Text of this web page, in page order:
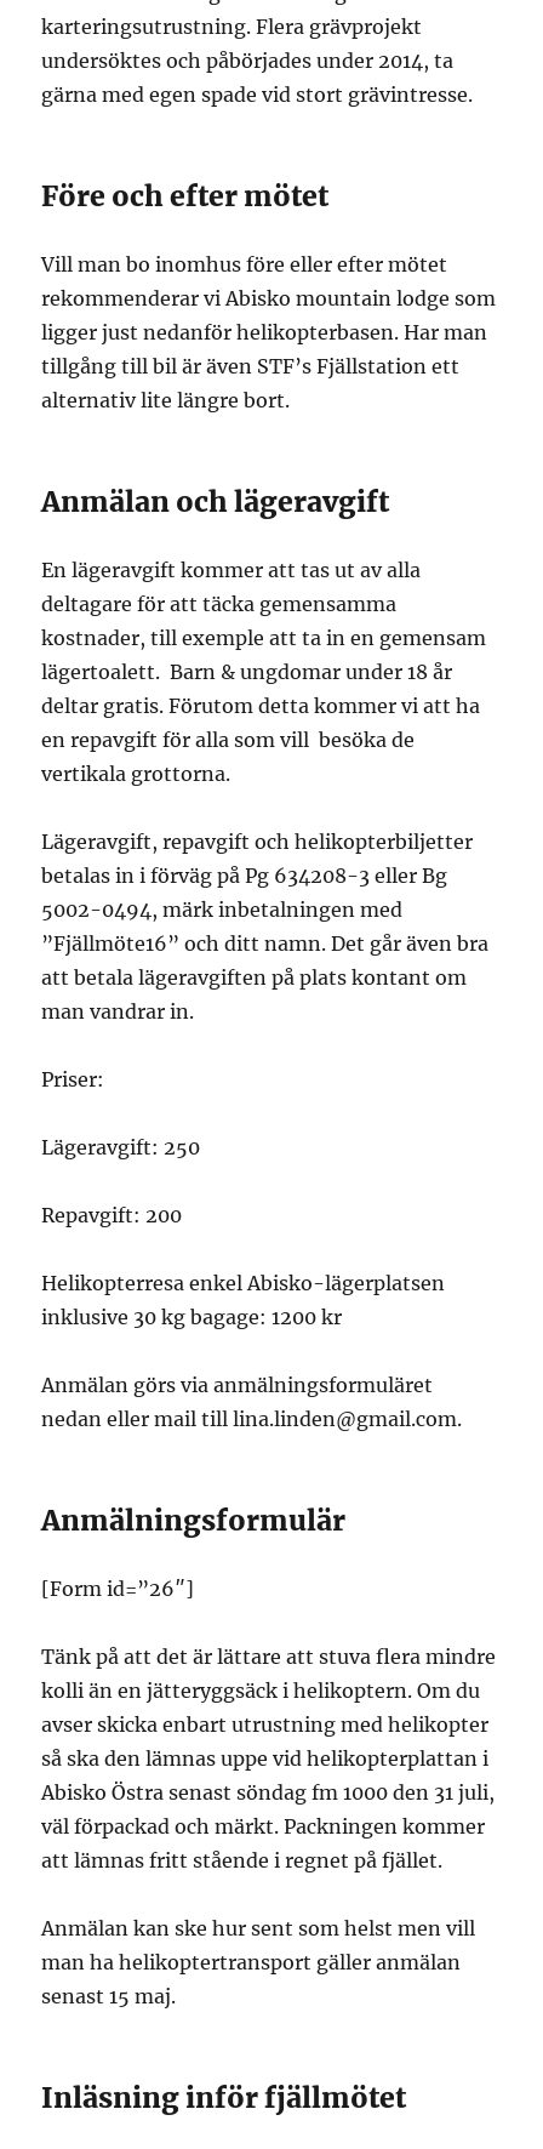
karteringsutrustning. Flera grävprojekt
undersöktes och påbörjades under 2014, ta
gärna med egen spade vid stort grävintresse.
Före och efter mötet
Vill man bo inomhus före eller efter mötet
rekommenderar vi Abisko mountain lodge som
ligger just nedanför helikopterbasen. Har man
tillgång till bil är även STF’s Fjällstation ett
alternativ lite längre bort.
Anmälan och lägeravgift
En lägeravgift kommer att tas ut av alla
deltagare för att täcka gemensamma
kostnader, till exemple att ta in en gemensam
lägertoalett. Barn & ungdomar under 18 år
deltar gratis. Förutom detta kommer vi att ha
en repavgift för alla som vill besöka de
vertikala grottorna.
Lägeravgift, repavgift och helikopterbiljetter
betalas in i förväg på Pg 634208-3 eller Bg
5002-0494, märk inbetalningen med
”Fjällmöte16” och ditt namn. Det går även bra
att betala lägeravgiften på plats kontant om
man vandrar in.
Priser:
Lägeravgift: 250
Repavgift: 200
Helikopterresa enkel Abisko-lägerplatsen
inklusive 30 kg bagage: 1200 kr
Anmälan görs via anmälningsformuläret
nedan eller mail till lina.linden@gmail.com.
Anmälningsformulär
[Form id=”26″]
Tänk på att det är lättare att stuva flera mindre
kolli än en jätteryggsäck i helikoptern. Om du
avser skicka enbart utrustning med helikopter
så ska den lämnas uppe vid helikopterplattan i
Abisko Östra senast söndag fm 1000 den 31 juli,
väl förpackad och märkt. Packningen kommer
att lämnas fritt stående i regnet på fjället.
Anmälan kan ske hur sent som helst men vill
man ha helikoptertransport gäller anmälan
senast 15 maj.
Inläsning inför fjällmötet